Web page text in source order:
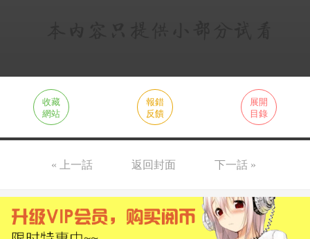
收藏
網站
報錯
反饋
展開
目錄
« 上一話 返回封面 下一話 »